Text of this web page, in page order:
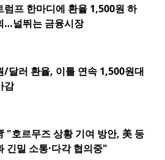
럼프 한마디에 환율 1,500원 하
…널뛰는 금융시장
/달러 환율, 이틀 연속 1,500원대
감
"호르무즈 상황 기여 방안, 美 등
긴밀 소통·다각 협의중"